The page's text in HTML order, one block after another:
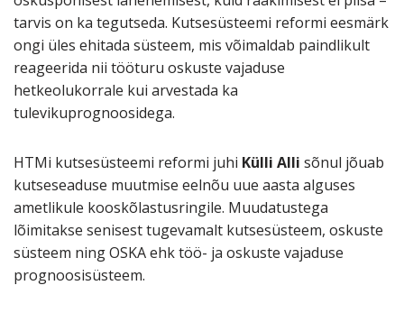
tarvis on ka tegutseda. Kutsesüsteemi reformi eesmärk
ongi üles ehitada süsteem, mis võimaldab paindlikult
reageerida nii tööturu oskuste vajaduse
hetkeolukorrale kui arvestada ka
tulevikuprognoosidega.
HTMi kutsesüsteemi reformi juhi Külli Alli sõnul jõuab
kutseseaduse muutmise eelnõu uue aasta alguses
ametlikule kooskõlastusringile. Muudatustega
lõimitakse senisest tugevamalt kutsesüsteem, oskuste
süsteem ning OSKA ehk töö- ja oskuste vajaduse
prognoosisüsteem.